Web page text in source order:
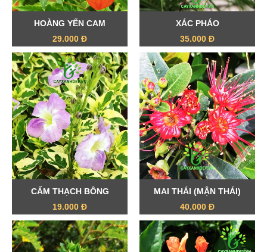
HOÀNG YẾN CAM
29.000 Đ
XÁC PHÁO
35.000 Đ
CẨM THẠCH BÔNG
19.000 Đ
MAI THÁI (MẬN THÁI)
40.000 Đ